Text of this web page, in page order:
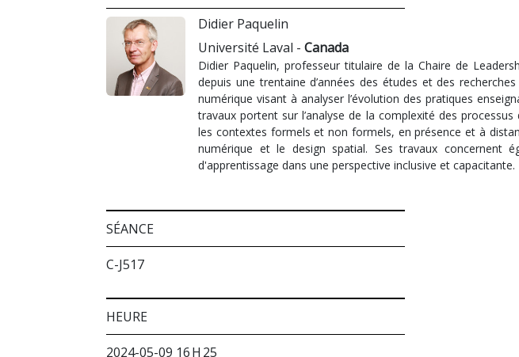
Didier Paquelin
Université Laval - Canada
Didier Paquelin, professeur titulaire de la Chaire de
depuis une trentaine d’années des études et des
numérique visant à analyser l’évolution des pratiques
travaux portent sur l’analyse de la complexité des
les contextes formels et non formels, en présence et à
numérique et le design spatial. Ses travaux concernent
d'apprentissage dans une perspective inclusive et capacitante.
SÉANCE
C-J517
HEURE
2024-05-09 16 H 25